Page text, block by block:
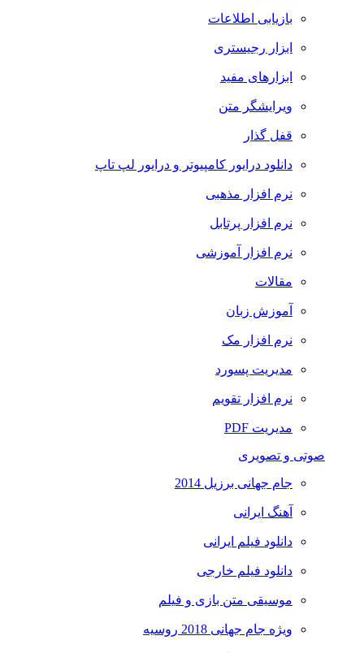
بازیابی اطلاعات
ابزار رجیستری
ابزارهای مفید
ویرایشگر متن
قفل گذار
دانلود درایور کامپیوتر و درایور لپ تاپ
نرم افزار مذهبی
نرم افزار پرتابل
نرم افزار آموزشی
مقالات
آموزش زبان
نرم افزار مک
مدیریت پسورد
نرم افزار تقویم
مدیریت PDF
صوتی و تصویری
جام جهانی برزیل 2014
آهنگ ایرانی
دانلود فیلم ایرانی
دانلود فیلم خارجی
موسیقی متن بازی و فیلم
ویژه جام جهانی 2018 روسیه